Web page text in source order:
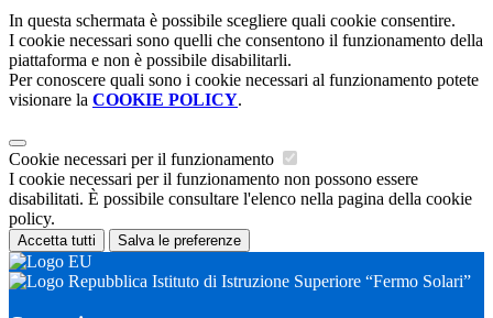
In questa schermata è possibile scegliere quali cookie consentire.
I cookie necessari sono quelli che consentono il funzionamento della
piattaforma e non è possibile disabilitarli.
Per conoscere quali sono i cookie necessari al funzionamento potete
visionare la COOKIE POLICY.
Cookie necessari per il funzionamento
I cookie necessari per il funzionamento non possono essere
disabilitati. È possibile consultare l'elenco nella pagina della cookie
policy.
Accetta tutti Salva le preferenze
Istituto di Istruzione Superiore “Fermo Solari”